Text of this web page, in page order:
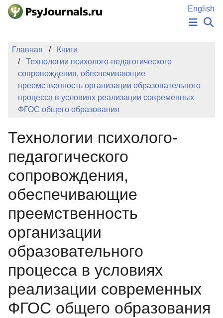
Перейти к основному содержанию
English
АВТОРЫ
ПОДАТЬ РУКОПИСЬ
БАЗА ЗНАНИЙ
КЛЮЧЕВЫЕ СЛОВА
Регистрация
Главная
Книги
Технологии психолого-педагогического
сопровождения, обеспечивающие
преемственность организации образовательного
процесса в условиях реализации современных
ФГОС общего образования
Технологии психолого-
педагогического
сопровождения,
обеспечивающие
преемственность
организации
образовательного
процесса в условиях
реализации современных
ФГОС общего образования